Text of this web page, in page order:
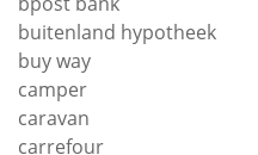
buitenland hypotheek
buy way
camper
caravan
carrefour